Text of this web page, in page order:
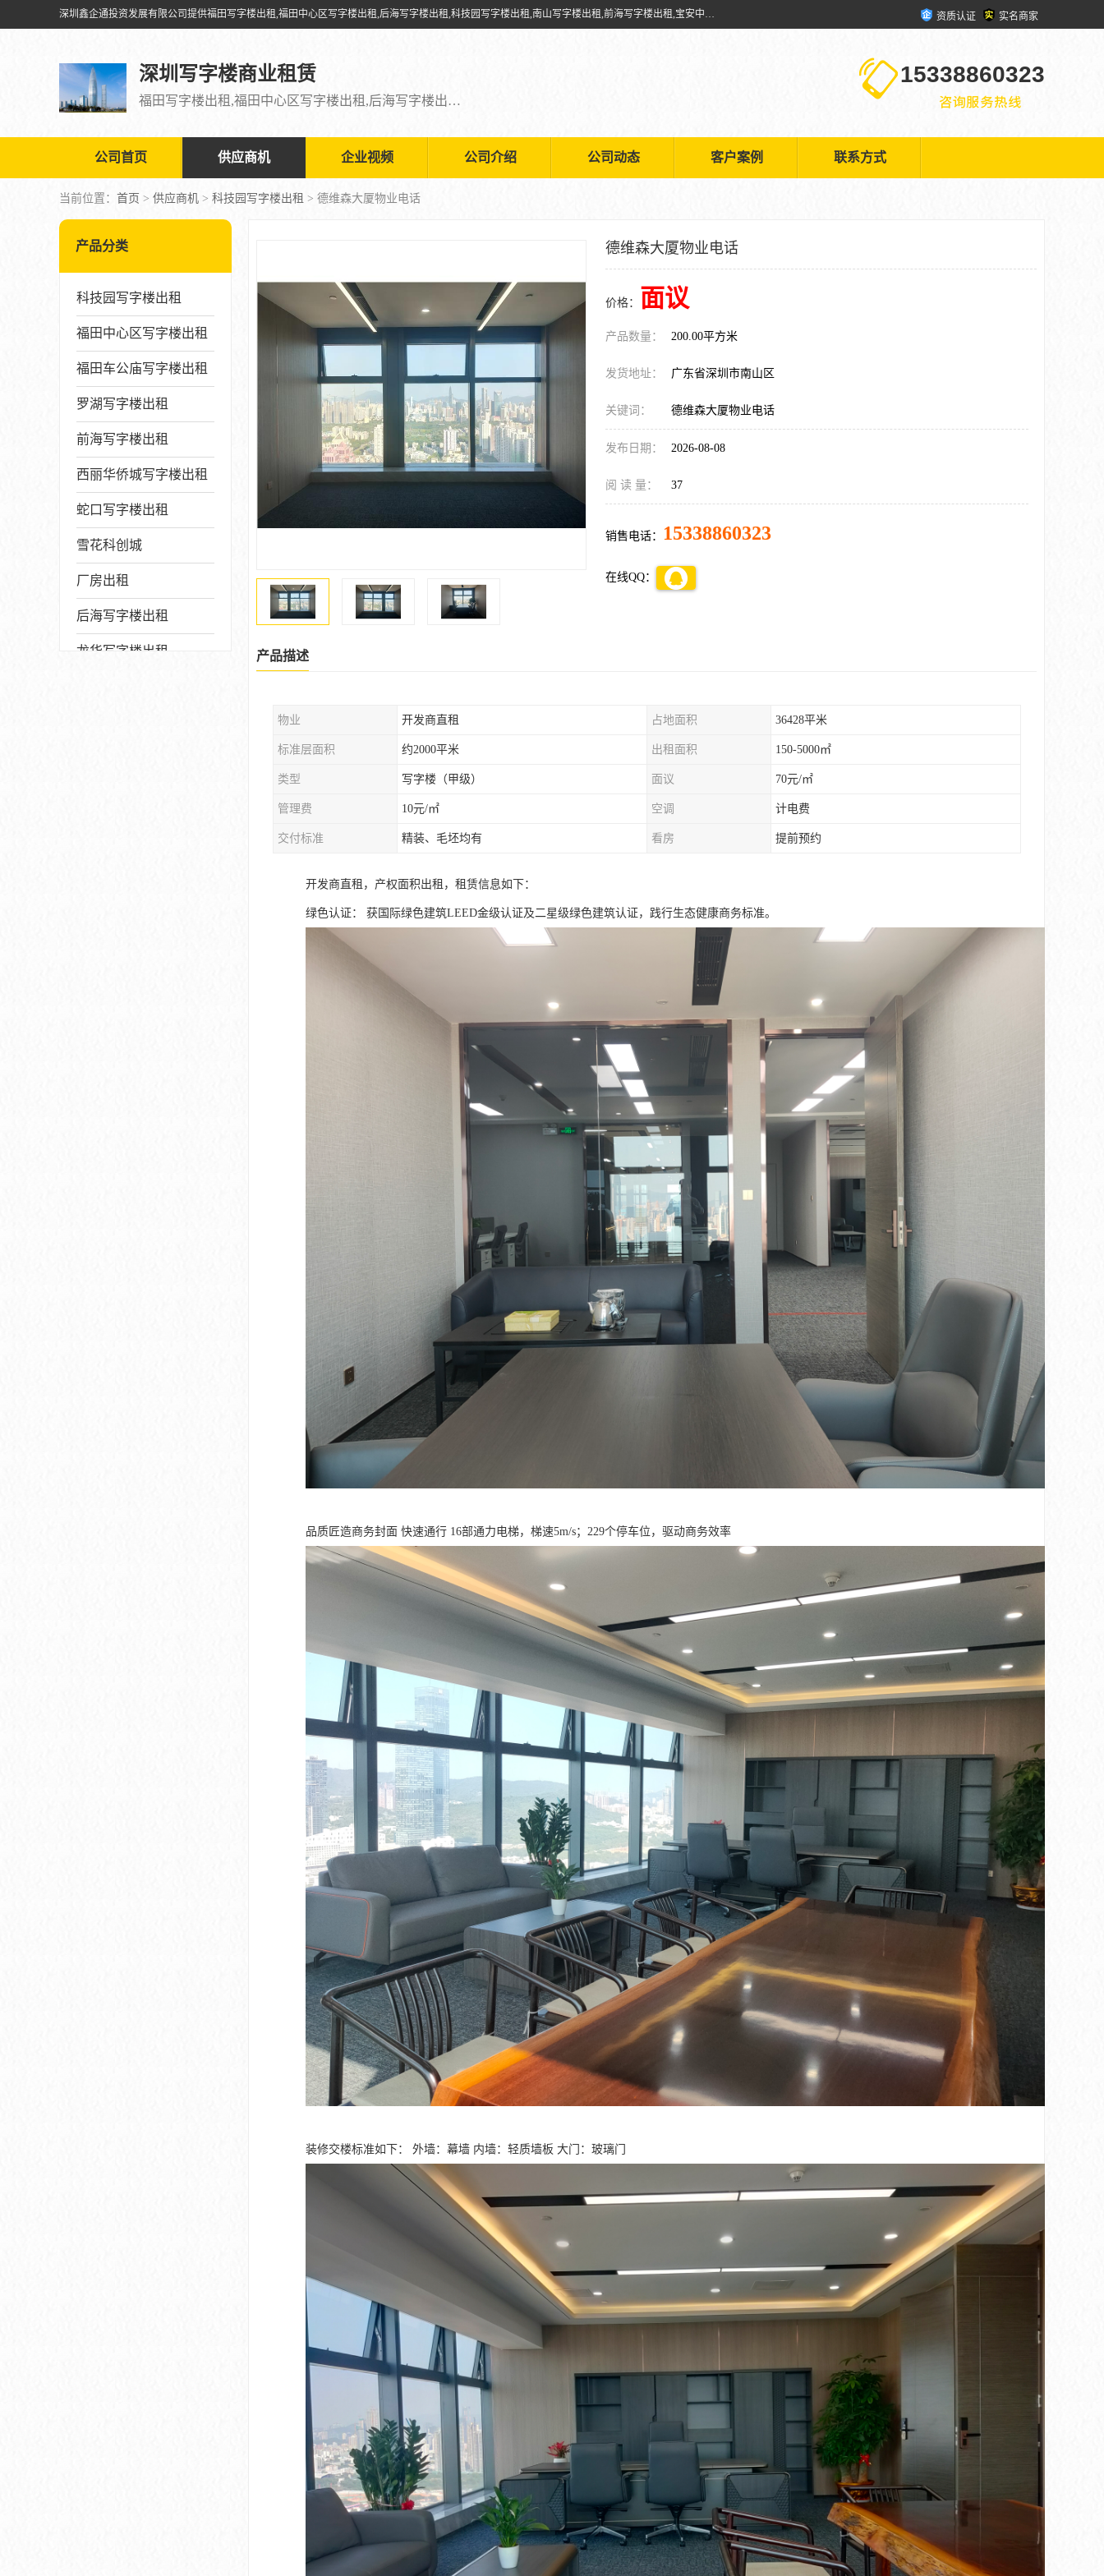
深圳鑫企通投资发展有限公司提供福田写字楼出租,福田中心区写字楼出租,后海写字楼出租,科技园写字楼出租,南山写字楼出租,前海写字楼出租,宝安中心写字楼出租,车公庙写字楼出租,深圳写字楼出租，欢迎有需要的朋友前来咨询。 资质认证 实名商家
深圳写字楼商业租赁
福田写字楼出租,福田中心区写字楼出租,后海写字楼出租,科技园写字楼出租,南山写字楼出租,前海写字楼出租,宝安中心写字楼出租
15338860323
公司首页 供应商机 企业视频 公司介绍 公司动态 客户案例 联系方式
当前位置： 首页 > 供应商机 > 科技园写字楼出租 > 德维森大厦物业电话
产品分类
科技园写字楼出租
福田中心区写字楼出租
福田车公庙写字楼出租
罗湖写字楼出租
前海写字楼出租
西丽华侨城写字楼出租
蛇口写字楼出租
雪花科创城
厂房出租
后海写字楼出租
龙华写字楼出租
德维森大厦物业电话
价格： 面议
产品数量： 200.00平方米
发货地址： 广东省深圳市南山区
关键词： 德维森大厦物业电话
发布日期： 2026-08-08
阅 读 量： 37
销售电话： 15338860323
在线QQ：
产品描述
物业 开发商直租 占地面积 36428平米
标准层面积 约2000平米 出租面积 150-5000㎡
类型 写字楼（甲级） 面议 70元/㎡
管理费 10元/㎡ 空调 计电费
交付标准 精装、毛坯均有 看房 提前预约
开发商直租，产权面积出租，租赁信息如下：
绿色认证： 获国际绿色建筑LEED金级认证及二星级绿色建筑认证，践行生态健康商务标准。
品质匠造商务封面 快速通行 16部通力电梯，梯速5m/s；229个停车位，驱动商务效率
装修交楼标准如下： 外墙：幕墙 内墙：轻质墙板 大门：玻璃门